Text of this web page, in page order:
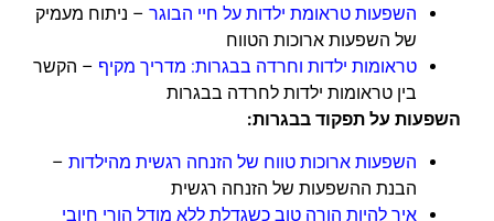
השפעות טראומת ילדות על חיי הבוגר – ניתוח מעמיק
של השפעות ארוכות הטווח
טראומות ילדות וחרדה בבגרות: מדריך מקיף – הקשר
בין טראומות ילדות לחרדה בבגרות
השפעות על תפקוד בבגרות:
השפעות ארוכות טווח של הזנחה רגשית מהילדות –
הבנת ההשפעות של הזנחה רגשית
איך להיות הורה טוב כשגדלת ללא מודל הורי חיובי